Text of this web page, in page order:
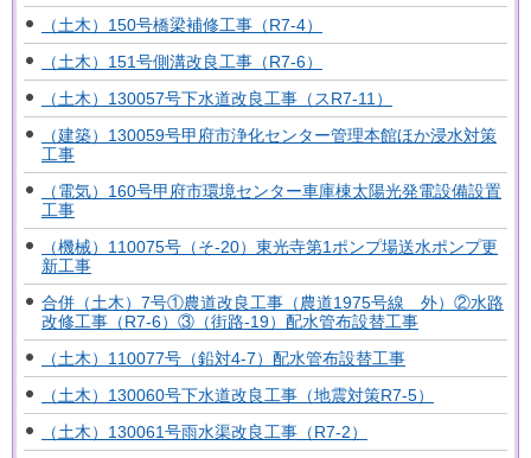
（土木）150号橋梁補修工事（R7-4）
（土木）151号側溝改良工事（R7-6）
（土木）130057号下水道改良工事（スR7-11）
（建築）130059号甲府市浄化センター管理本館ほか浸水対策
工事
（電気）160号甲府市環境センター車庫棟太陽光発電設備設置
工事
（機械）110075号（そ-20）東光寺第1ポンプ場送水ポンプ更
新工事
合併（土木）7号①農道改良工事（農道1975号線 外）②水路
改修工事（R7-6）③（街路-19）配水管布設替工事
（土木）110077号（鉛対4-7）配水管布設替工事
（土木）130060号下水道改良工事（地震対策R7-5）
（土木）130061号雨水渠改良工事（R7-2）